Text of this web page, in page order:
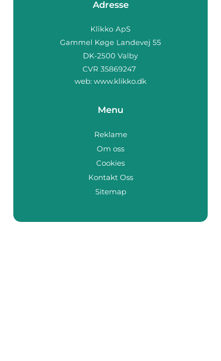
Adresse
web: www.klikko.dk
Menu
Reklame
Om oss
Cookies
Kontakt Oss
Sitemap